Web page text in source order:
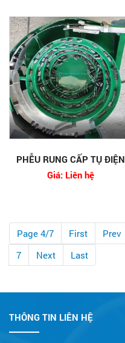
PHỄU RUNG CẤP TỤ ĐIỆN
Giá: Liên hệ
Page 4/7 First Prev
7
Next Last
THÔNG TIN LIÊN HỆ